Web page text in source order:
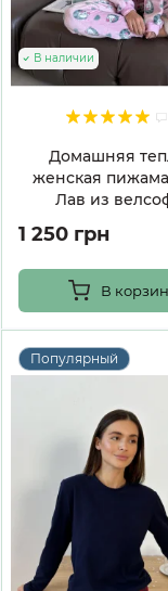
Домашняя
женская
Лав из
В наличии
1 250 грн
В
Популярный